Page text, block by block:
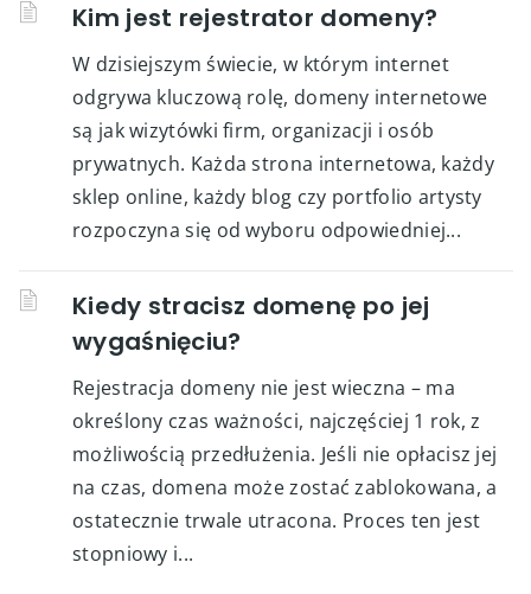
Kim jest rejestrator domeny?
W dzisiejszym świecie, w którym internet
odgrywa kluczową rolę, domeny internetowe
są jak wizytówki firm, organizacji i osób
prywatnych. Każda strona internetowa, każdy
sklep online, każdy blog czy portfolio artysty
rozpoczyna się od wyboru odpowiedniej...
Kiedy stracisz domenę po jej
wygaśnięciu?
Rejestracja domeny nie jest wieczna – ma
określony czas ważności, najczęściej 1 rok, z
możliwością przedłużenia. Jeśli nie opłacisz jej
na czas, domena może zostać zablokowana, a
ostatecznie trwale utracona. Proces ten jest
stopniowy i...